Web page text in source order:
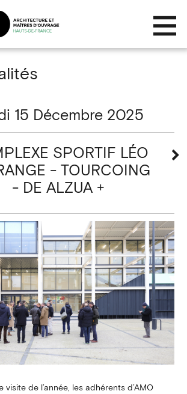
15 Décembre 2025
SPORTIF LÉO
- TOURCOING
- DE ALZUA +
visite de l’année, les adhérents d’AMO